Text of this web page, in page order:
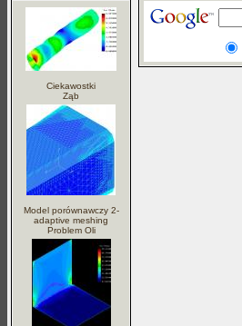
Ciekawostki
Ząb
Model porównawczy 2-
adaptive meshing
Problem Oli